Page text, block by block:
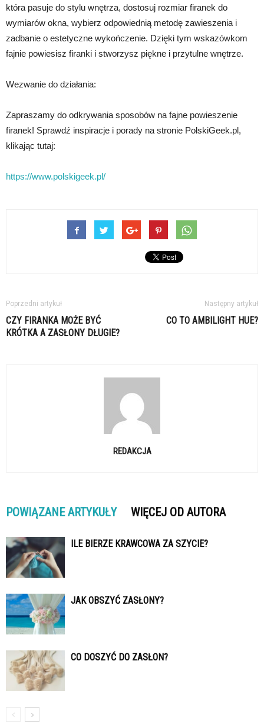
która pasuje do stylu wnętrza, dostosuj rozmiar firanek do
wymiarów okna, wybierz odpowiednią metodę zawieszenia i
zadbanie o estetyczne wykończenie. Dzięki tym wskazówkom
fajnie powiesisz firanki i stworzysz piękne i przytulne wnętrze.
Wezwanie do działania:
Zapraszamy do odkrywania sposobów na fajne powieszenie
firanek! Sprawdź inspiracje i porady na stronie PolskiGeek.pl,
klikając tutaj:
https://www.polskigeek.pl/
Poprzedni artykuł
CZY FIRANKA MOŻE BYĆ
KRÓTKA A ZASŁONY DŁUGIE?
Następny artykuł
CO TO AMBILIGHT HUE?
REDAKCJA
POWIĄZANE ARTYKUŁY WIĘCEJ OD AUTORA
ILE BIERZE KRAWCOWA ZA SZYCIE?
JAK OBSZYĆ ZASŁONY?
CO DOSZYĆ DO ZASŁON?